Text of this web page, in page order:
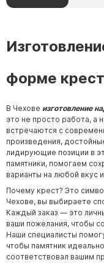
форме
В Чехове изготовление
это не просто работа, а
встречаются с
произведения,
лидирующие позиции в
памятники, помогаем
варианты на любой вкус
Почему крест? Это
Чехове, вы выбираете
Каждый заказ — это
ваши пожелания, чтобы
Наши специалисты
чтобы памятник
соответствовал вашим